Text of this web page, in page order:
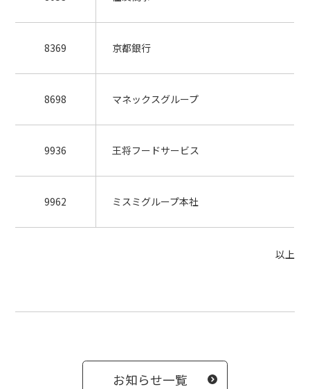
8369 京都銀行
8698 マネックスグループ
9936 王将フードサービス
9962 ミスミグループ本社
以上
お知らせ一覧